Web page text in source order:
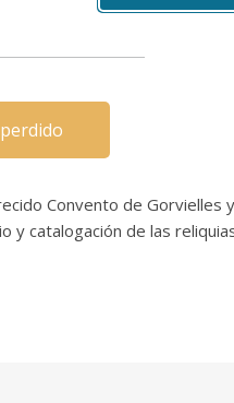
Convento de Gorvielles y
y catalogación de las